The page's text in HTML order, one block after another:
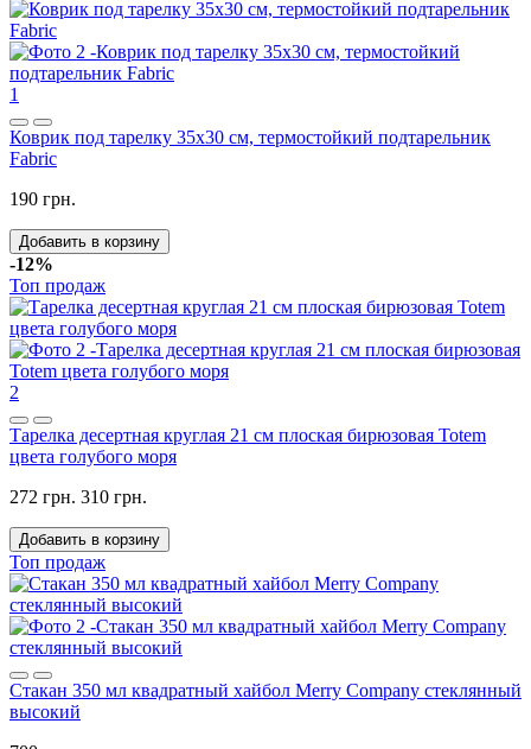
1
Коврик под тарелку 35x30 см, термостойкий подтарельник
Fabric
190 грн.
Добавить в корзину
-12%
Топ продаж
2
Тарелка десертная круглая 21 см плоская бирюзовая Totem
цвета голубого моря
272 грн. 310 грн.
Добавить в корзину
Топ продаж
Стакан 350 мл квадратный хайбол Merry Company стеклянный
высокий